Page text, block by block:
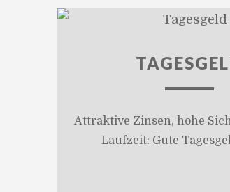
Attraktive Zinsen, hohe
Laufzeit: Gute